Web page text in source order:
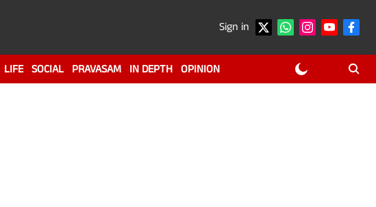
Sign in
LIFE SOCIAL PRAVASAM IN DEPTH OPINION